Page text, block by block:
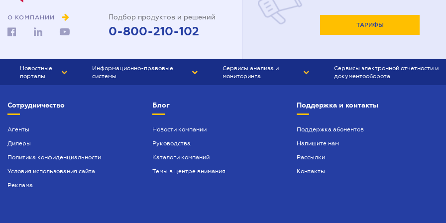
О КОМПАНИИ Подбор продуктов и решений
0-800-210-102 ТАРИФЫ
Новостные
порталы
БИЗНЕС
Информационно-правовые
системы
БУХГАЛТЕР ПРОФ
ЮРИСТ ПРОФ
Сервисы анализа и
мониторинга
Сервисы электронной отчетности и
документооборота
Сотрудничество
Агенты
Дилеры
Политика конфиденциальности
Условия использования сайта
Реклама
Блог
Новости компании
Руководства
Каталоги компаний
Темы в центре внимания
Поддержка и контакты
Поддержка абонентов
Напишите нам
Рассылки
Контакты